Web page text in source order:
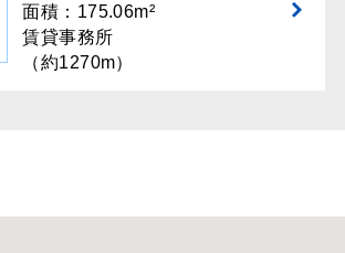
面積：175.06m²
賃貸事務所
（約1270m）